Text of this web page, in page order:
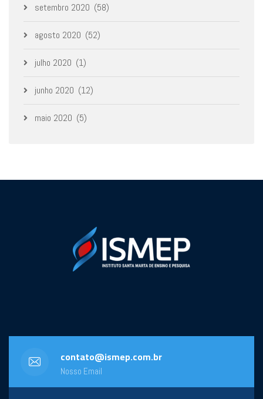
setembro 2020 (58)
agosto 2020 (52)
julho 2020 (1)
junho 2020 (12)
maio 2020 (5)
contato@ismep.com.br
Nosso Email